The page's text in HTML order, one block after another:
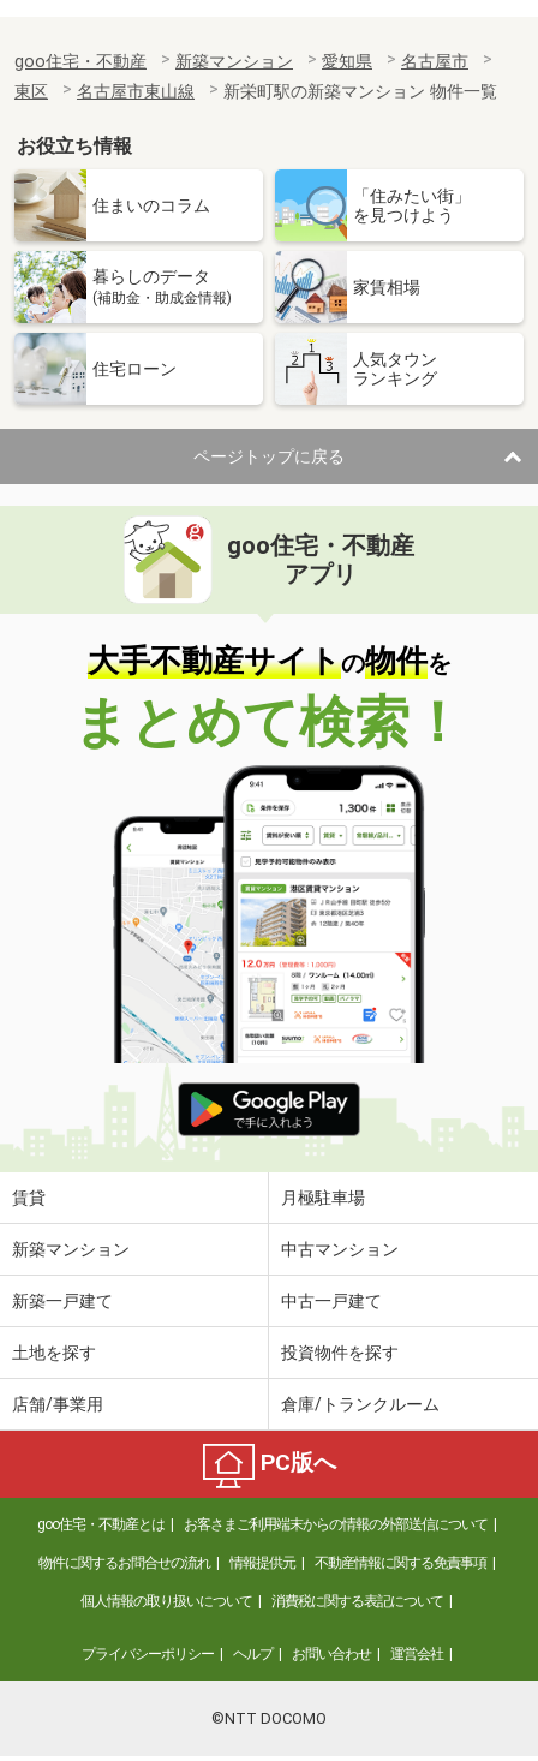
goo住宅・不動産 新築マンション 愛知県
名古屋市
東区
名古屋市東山線 新栄町駅の新築マンション 物件一覧
お役立ち情報
住まいのコラム
「住みたい街」
を見つけよう
暮らしのデータ
(補助金・助成金情報)
家賃相場
住宅ローン
人気タウン
ランキング
ページトップに戻る
goo住宅・不動産
アプリ
大手不動産サイトの物件を
まとめて検索！
賃貸 月極駐車場
新築マンション 中古マンション
新築一戸建て 中古一戸建て
土地を探す 投資物件を探す
店舗/事業用 倉庫/トランクルーム
PC版へ
goo住宅・不動産とは お客さまご利用端末からの情報の外部送信について
物件に関するお問合せの流れ 情報提供元 不動産情報に関する免責事項
個人情報の取り扱いについて 消費税に関する表記について
プライバシーポリシー ヘルプ お問い合わせ 運営会社
©NTT DOCOMO